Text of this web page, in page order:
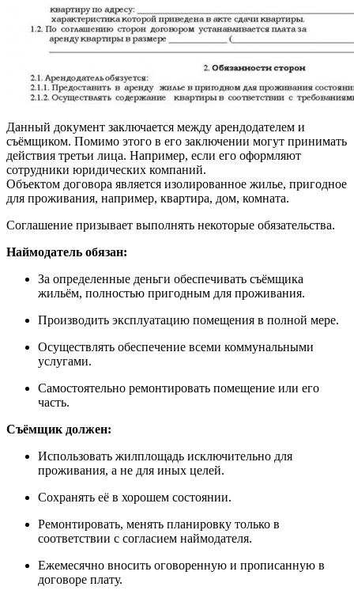
Данный документ заключается между арендодателем и
съёмщиком. Помимо этого в его заключении могут принимать
действия третьи лица. Например, если его оформляют
сотрудники юридических компаний.
Объектом договора является изолированное жилье, пригодное
для проживания, например, квартира, дом, комната.
Соглашение призывает выполнять некоторые обязательства.
Наймодатель обязан:
За определенные деньги обеспечивать съёмщика
жильём, полностью пригодным для проживания.
Производить эксплуатацию помещения в полной мере.
Осуществлять обеспечение всеми коммунальными
услугами.
Самостоятельно ремонтировать помещение или его
часть.
Съёмщик должен:
Использовать жилплощадь исключительно для
проживания, а не для иных целей.
Сохранять её в хорошем состоянии.
Ремонтировать, менять планировку только в
соответствии с согласием наймодателя.
Ежемесячно вносить оговоренную и прописанную в
договоре плату.